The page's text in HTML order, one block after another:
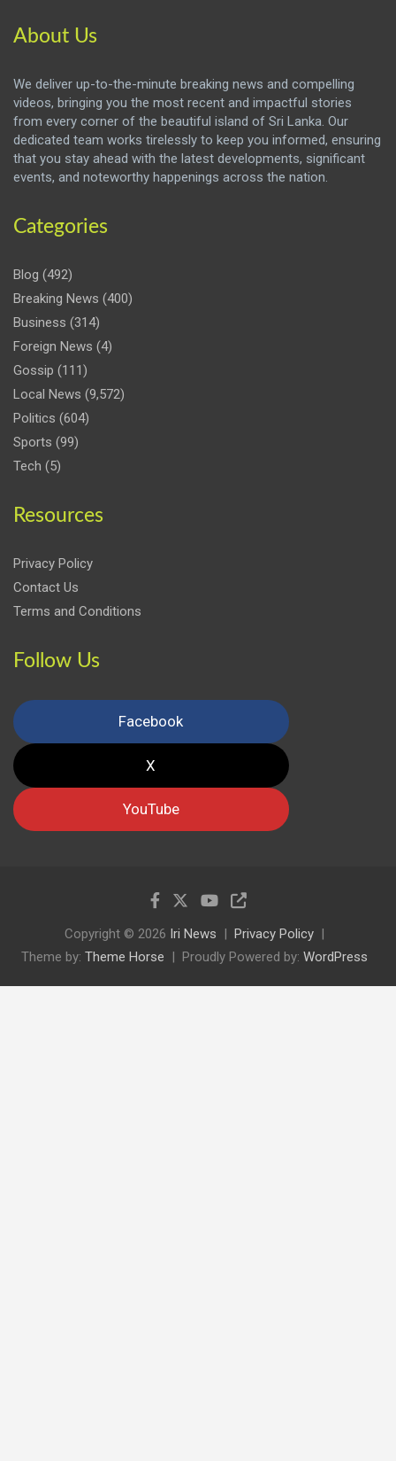
About Us
We deliver up-to-the-minute breaking news and compelling
videos, bringing you the most recent and impactful stories
from every corner of the beautiful island of Sri Lanka. Our
dedicated team works tirelessly to keep you informed, ensuring
that you stay ahead with the latest developments, significant
events, and noteworthy happenings across the nation.
Categories
Blog (492)
Breaking News (400)
Business (314)
Foreign News (4)
Gossip (111)
Local News (9,572)
Politics (604)
Sports (99)
Tech (5)
Resources
Privacy Policy
Contact Us
Terms and Conditions
Follow Us
Facebook
X
YouTube
Copyright © 2026 Iri News
Privacy Policy
Theme by: Theme Horse Proudly Powered by: WordPress